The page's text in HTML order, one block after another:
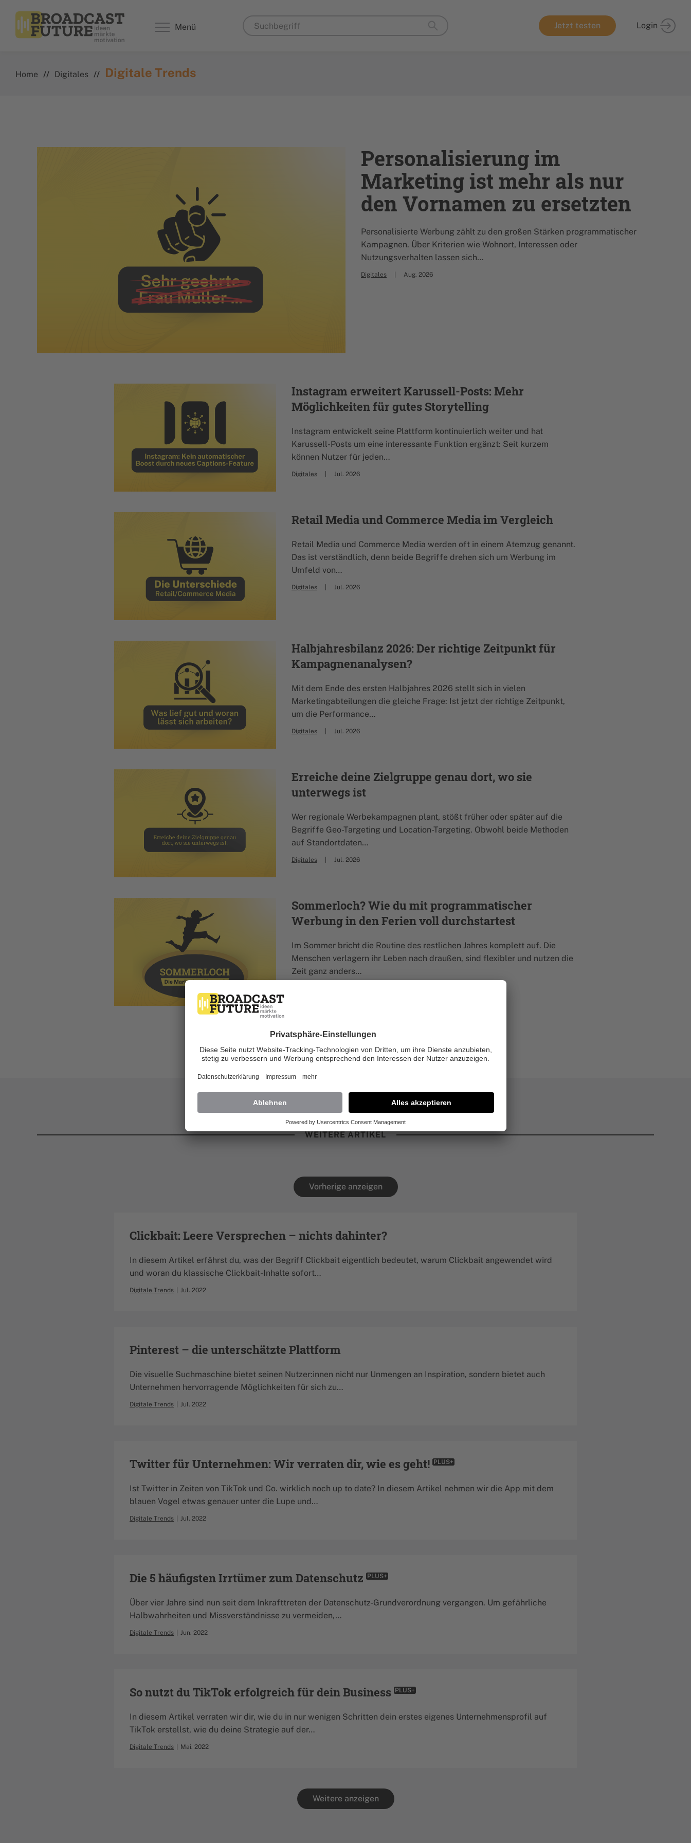
Menü Jetzt testen Login
Home // Digitales // Digitale Trends
Personalisierung im
Marketing ist mehr als nur
den Vornamen zu ersetzten
Personalisierte Werbung zählt zu den großen Stärken programmatischer
Kampagnen. Über Kriterien wie Wohnort, Interessen oder
Nutzungsverhalten lassen sich…
Digitales Aug. 2026
Instagram erweitert Karussell-Posts: Mehr
Möglichkeiten für gutes Storytelling
Instagram entwickelt seine Plattform kontinuierlich weiter und hat
Karussell-Posts um eine interessante Funktion ergänzt: Seit kurzem
können Nutzer für jeden…
Digitales Jul. 2026
Retail Media und Commerce Media im Vergleich
Retail Media und Commerce Media werden oft in einem Atemzug genannt.
Das ist verständlich, denn beide Begriffe drehen sich um Werbung im
Umfeld von…
Digitales Jul. 2026
Halbjahresbilanz 2026: Der richtige Zeitpunkt für
Kampagnenanalysen?
Mit dem Ende des ersten Halbjahres 2026 stellt sich in vielen
Marketingabteilungen die gleiche Frage: Ist jetzt der richtige Zeitpunkt,
um die Performance…
Digitales Jul. 2026
Erreiche deine Zielgruppe genau dort, wo sie
unterwegs ist
Wer regionale Werbekampagnen plant, stößt früher oder später auf die
Begriffe Geo-Targeting und Location-Targeting. Obwohl beide Methoden
auf Standortdaten…
Digitales Jul. 2026
Sommerloch? Wie du mit programmatischer
Werbung in den Ferien voll durchstartest
Im Sommer bricht die Routine des restlichen Jahres komplett auf. Die
Menschen verlagern ihr Leben nach draußen, sind flexibler und nutzen die
Zeit ganz anders…
WEITERE ARTIKEL
Vorherige anzeigen
Clickbait: Leere Versprechen – nichts dahinter?
In diesem Artikel erfährst du, was der Begriff Clickbait eigentlich bedeutet, warum Clickbait angewendet wird
und woran du klassische Clickbait-Inhalte sofort…
Digitale Trends Jul. 2022
Pinterest – die unterschätzte Plattform
Die visuelle Suchmaschine bietet seinen Nutzer:innen nicht nur Unmengen an Inspiration, sondern bietet auch
Unternehmen hervorragende Möglichkeiten für sich zu…
Digitale Trends Jul. 2022
Twitter für Unternehmen: Wir verraten dir, wie es geht! PLUS+
Ist Twitter in Zeiten von TikTok und Co. wirklich noch up to date? In diesem Artikel nehmen wir die App mit dem
blauen Vogel etwas genauer unter die Lupe und…
Digitale Trends Jul. 2022
Die 5 häufigsten Irrtümer zum Datenschutz PLUS+
Über vier Jahre sind nun seit dem Inkrafttreten der Datenschutz-Grundverordnung vergangen. Um gefährliche
Halbwahrheiten und Missverständnisse zu vermeiden,…
Digitale Trends Jun. 2022
So nutzt du TikTok erfolgreich für dein Business PLUS+
In diesem Artikel verraten wir dir, wie du in nur wenigen Schritten dein erstes eigenes Unternehmensprofil auf
TikTok erstellst, wie du deine Strategie auf der…
Digitale Trends Mai. 2022
Weitere anzeigen